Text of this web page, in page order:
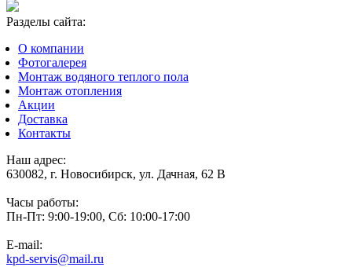
Разделы сайта:
О компании
Фотогалерея
Монтаж водяного теплого пола
Монтаж отопления
Акции
Доставка
Контакты
Наш адрес:
630082, г. Новосибирск, ул. Дачная, 62 В
Часы работы:
Пн-Пт: 9:00-19:00, Сб: 10:00-17:00
E-mail:
kpd-servis@mail.ru